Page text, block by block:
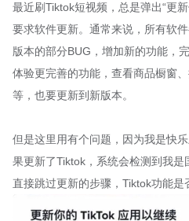
最近刷Tiktok短视频，总是弹出“更
要求软件更新。通常来说，所有软
版本的部分BUG，增加新的功能，
体验更完善的功能，查看商品橱窗
等，也要更新到新版本。
但是这里用有个问题，因为我是快
果更新了Tiktok，系统会检测到我
直接跳过更新的步骤，Tiktok功能是